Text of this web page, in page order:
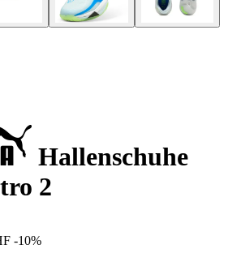
Hallenschuhe
2
-10%